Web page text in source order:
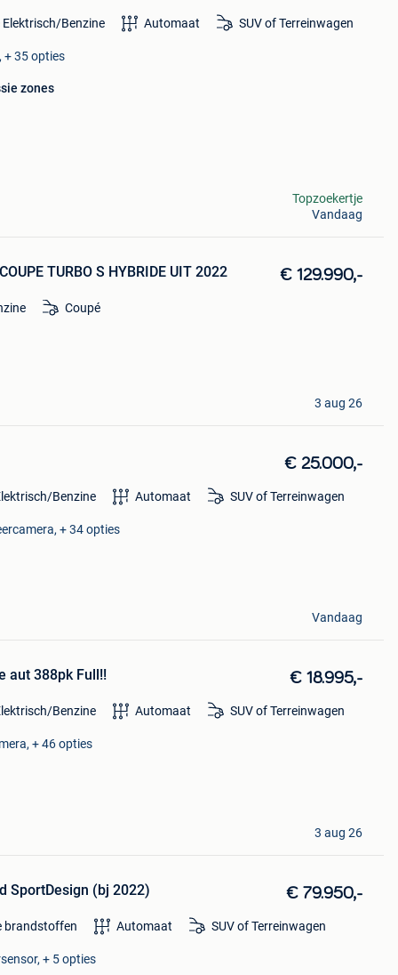
Elektrisch/Benzine Automaat SUV of Terreinwagen
+ 35 opties
zones
Topzoekertje
Vandaag
TURBO S HYBRIDE UIT 2022 € 129.990,-
Coupé
3 aug 26
€ 25.000,-
Benzine Automaat SUV of Terreinwagen
+ 34 opties
Vandaag
aut 388pk Full!! € 18.995,-
Benzine Automaat SUV of Terreinwagen
+ 46 opties
3 aug 26
SportDesign (bj 2022) € 79.950,-
brandstoffen Automaat SUV of Terreinwagen
+ 5 opties